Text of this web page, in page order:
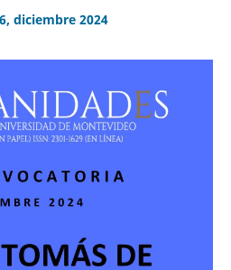
diciembre 2024